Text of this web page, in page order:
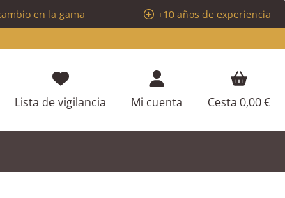
en la gama
+10 años de experiencia
Lista de vigilancia Tienes 0 artículos en tu lista de
Mi cuenta Cesta 0,00 €